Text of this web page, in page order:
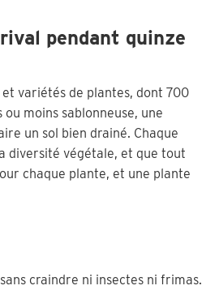
pendant quinze
variétés de plantes, dont 700
moins sablonneuse, une
un sol bien drainé. Chaque
diversité végétale, et que tout
chaque plante, et une plante
craindre ni insectes ni frimas.